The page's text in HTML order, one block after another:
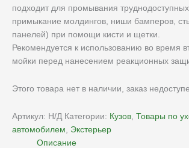
подходит для промывания
примыкание молдингов, ниши бамперов,
панелей) при помощи кисти и щетки.
Рекомендуется к использованию во время
мойки перед нанесением реакционных
Этого товара нет в наличии, заказ
Артикул: Н/Д Категории: Кузов Товары по
автомобилем
Экстерьер
Описание